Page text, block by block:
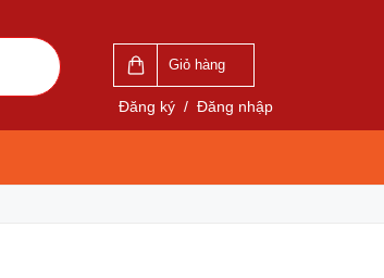
Giỏ hàng
Đăng ký / Đăng nhập